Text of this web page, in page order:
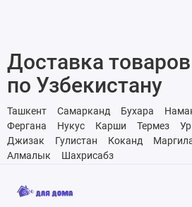
Доставка
по Узбекистану
Ташкент Самарканд Бухара
Фергана
Нукус Карши Термез
Джизак
Гулистан Коканд
Алмалык
Шахрисабз